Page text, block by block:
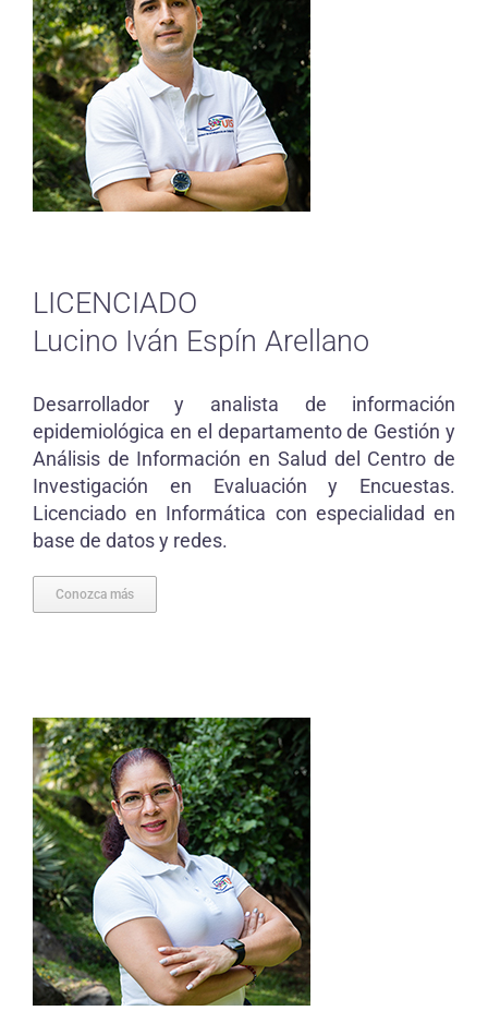
LICENCIADO
Lucino Iván Espín Arellano
Desarrollador y analista de información
epidemiológica en el departamento de Gestión y
Análisis de Información en Salud del Centro de
Investigación en Evaluación y Encuestas.
Licenciado en Informática con especialidad en
base de datos y redes.
Conozca más